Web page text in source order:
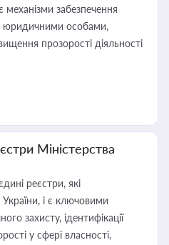
забезпечення
юридичними особами,
прозорості діяльності
Міністерства
реєстри, які
і є ключовими
захисту, ідентифікації
у сфері власності,